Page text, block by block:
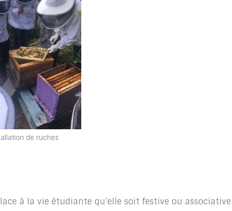
de ruches
à la vie étudiante qu’elle soit festive ou associative